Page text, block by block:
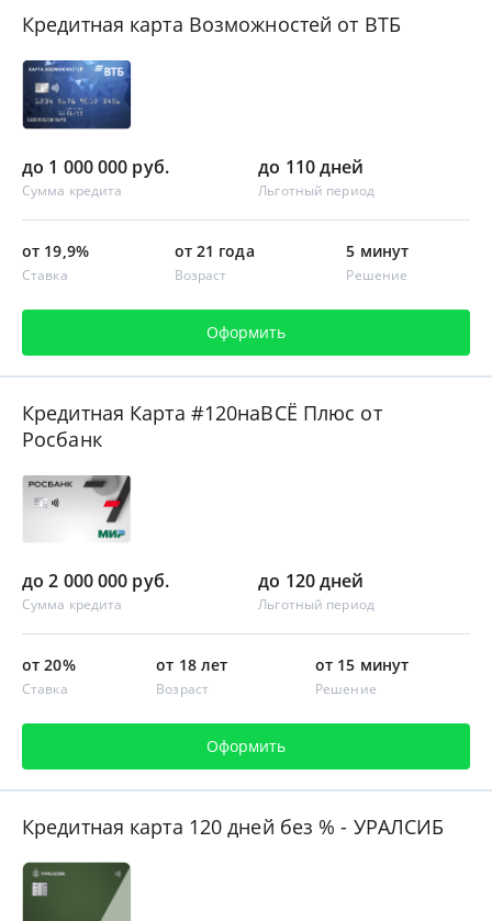
Кредитная карта Возможностей от ВТБ
до 1 000 000 руб.
Сумма кредита
до 110 дней
Льготный период
от 19,9%
Ставка
от 21 года
Возраст
5 минут
Решение
Оформить
Кредитная Карта #120наВСЁ Плюс от
Росбанк
до 2 000 000 руб.
Сумма кредита
до 120 дней
Льготный период
от 20%
Ставка
от 18 лет
Возраст
от 15 минут
Решение
Оформить
Кредитная карта 120 дней без % - УРАЛСИБ